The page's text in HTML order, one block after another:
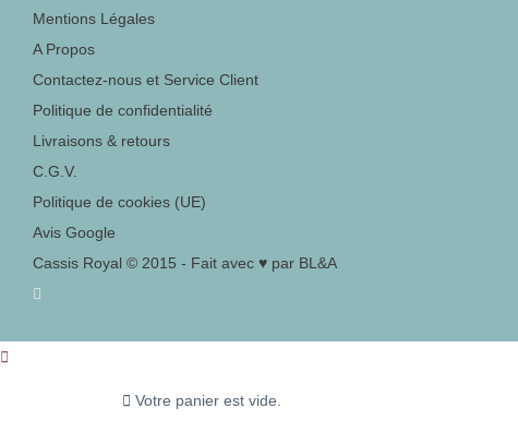
Mentions Légales
A Propos
Contactez-nous et Service Client
Politique de confidentialité
Livraisons & retours
C.G.V.
Politique de cookies (UE)
Avis Google
Cassis Royal © 2015 - Fait avec ♥ par BL&A
Votre panier est vide.